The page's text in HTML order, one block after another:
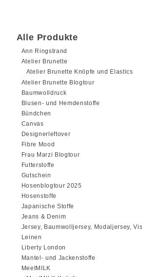
Alle Produkte
Ann Ringstrand
Atelier Brunette
Atelier Brunette Knöpfe und Elastics
Atelier Brunette Blogtour
Baumwolldruck
Blusen- und Hemdenstoffe
Bündchen
Canvas
Designerleftover
Fibre Mood
Frau Marzi Blogtour
Futterstoffe
Gutschein
Hosenblogtour 2025
Hosenstoffe
Japanische Stoffe
Jeans & Denim
Jersey, Baumwolljersey, Modaljersey,
Leinen
Liberty London
Mantel- und Jackenstoffe
MeetMILK